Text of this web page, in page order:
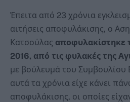
Έπειτα από 23 χρόνια
αιτήσεις αποφυλάκισης, ο
Κατσούλας αποφυλακίστηκε
2016, από τις φυλακές της
με βούλευμά του
αυτά τα χρόνια είχε κάνει
αποφυλάκισης, οι οποίες